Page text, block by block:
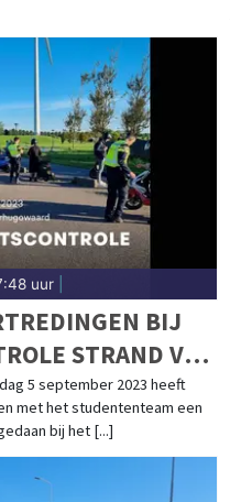
uur
BIJ
STRAND VAN
5 september 2023 heeft
met het studententeam een
bij het [...]